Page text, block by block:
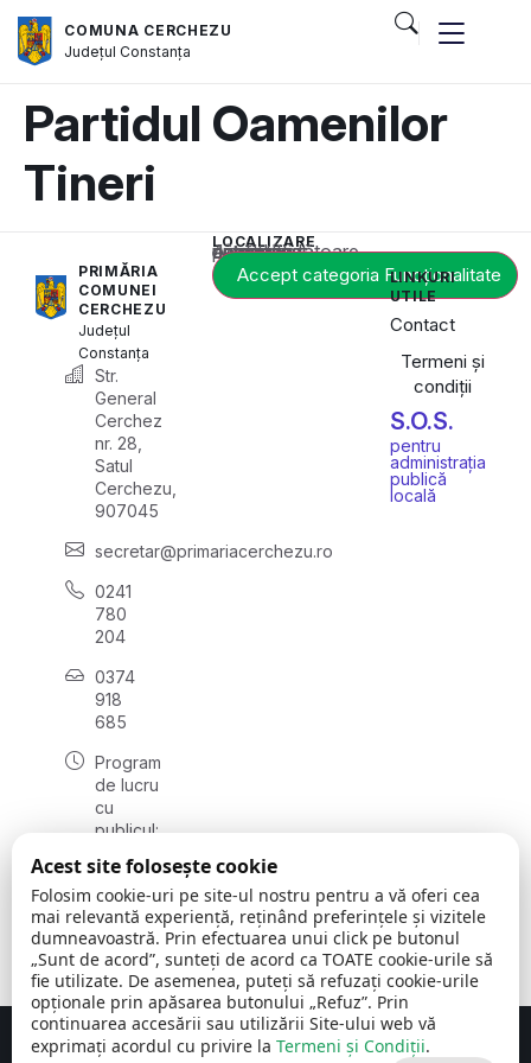
COMUNA CERCHEZU
JudețulConstanța
Partidul Oamenilor
Tineri
PRIMĂRIA
COMUNEI
CERCHEZU
Județul
Constanța
Str.
General
Cerchez
nr. 28,
Satul
Cerchezu,
907045
secretar@primariacerchezu.ro
0241
780
204
0374
918
685
Program
de lucru
cu
publicul:
08:00 -
16:30
, vineri:
08:00 -
14:00
LOCALIZARE
Acest conținut este blocat până când acceptați categoria corespunzătoare de cookie-uri.
Accept categoria Funcționalitate
LINKURI
UTILE
Contact
Termeni și
condiții
S.O.S.
pentru
administrația
publică
locală
Concept realizat de Big Media Relații Publice SRL
Acest site folosește cookie
Folosim cookie-uri pe site-ul nostru pentru a vă oferi cea
mai relevantă experiență, reținând preferințele și vizitele
dumneavoastră. Prin efectuarea unui click pe butonul
„Sunt de acord”, sunteți de acord ca TOATE cookie-urile să
fie utilizate. De asemenea, puteți să refuzați cookie-urile
opționale prin apăsarea butonului „Refuz”. Prin
continuarea accesării sau utilizării Site-ului web vă
exprimați acordul cu privire la Termeni și Condiții.